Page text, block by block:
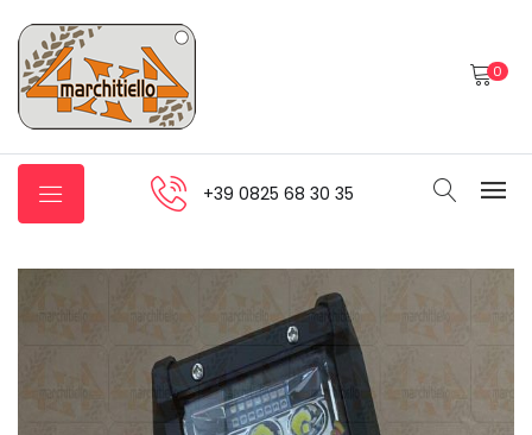
0
+39 0825 68 30 35